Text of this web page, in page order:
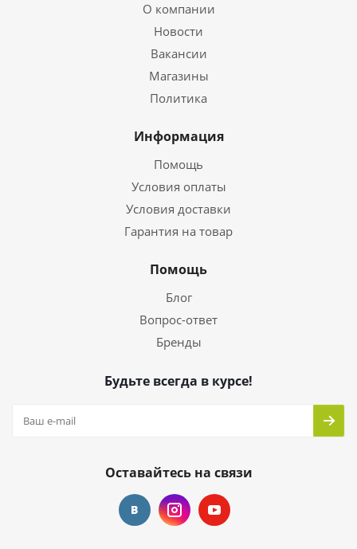
О компании
Новости
Вакансии
Магазины
Политика
Информация
Помощь
Условия оплаты
Условия доставки
Гарантия на товар
Помощь
Блог
Вопрос-ответ
Бренды
Будьте всегда в курсе!
Оставайтесь на связи